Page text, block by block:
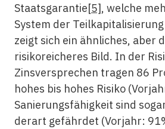
Staatsgarantie[5], welche
System der
zeigt sich ein ähnliches, aber
risikoreicheres Bild. In der
Zinsversprechen tragen 86
hohes bis hohes Risiko
Sanierungsfähigkeit sind
derart gefährdet (Vorjahr: